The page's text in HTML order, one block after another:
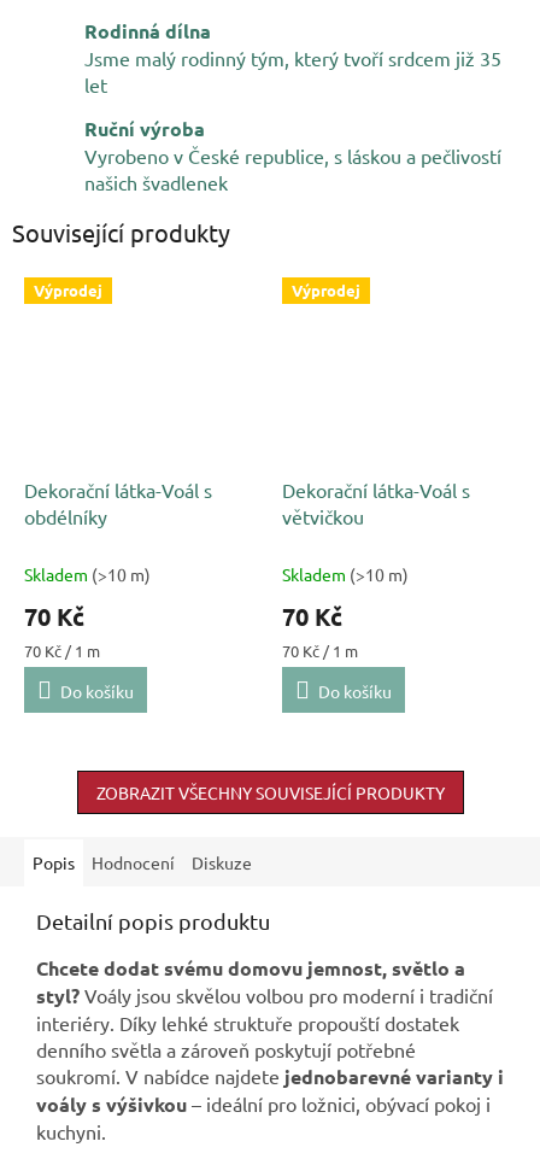
Rodinná dílna
Jsme malý rodinný tým, který tvoří srdcem již 35
let
Ruční výroba
Vyrobeno v České republice, s láskou a pečlivostí
našich švadlenek
Související produkty
Výprodej
Dekorační látka-Voál s
obdélníky
Skladem (>10 m)
70 Kč
Měrná
cena:
70 Kč / 1 m
Do košíku
Výprodej
Dekorační látka-Voál s
větvičkou
Skladem (>10 m)
70 Kč
Měrná
cena:
70 Kč / 1 m
Do košíku
ZOBRAZIT VŠECHNY SOUVISEJÍCÍ PRODUKTY
Popis Hodnocení Diskuze
Detailní popis produktu
Chcete dodat svému domovu jemnost, světlo a
styl? Voály jsou skvělou volbou pro moderní i tradiční
interiéry. Díky lehké struktuře propouští dostatek
denního světla a zároveň poskytují potřebné
soukromí. V nabídce najdete jednobarevné varianty i
voály s výšivkou – ideální pro ložnici, obývací pokoj i
kuchyni.